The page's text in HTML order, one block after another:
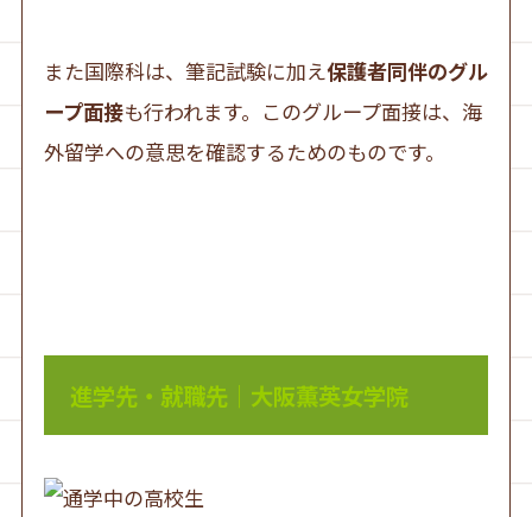
また国際科は、筆記試験に加え保護者同伴のグル
ープ面接も行われます。このグループ面接は、海
外留学への意思を確認するためのものです。
進学先・就職先｜大阪薫英女学院